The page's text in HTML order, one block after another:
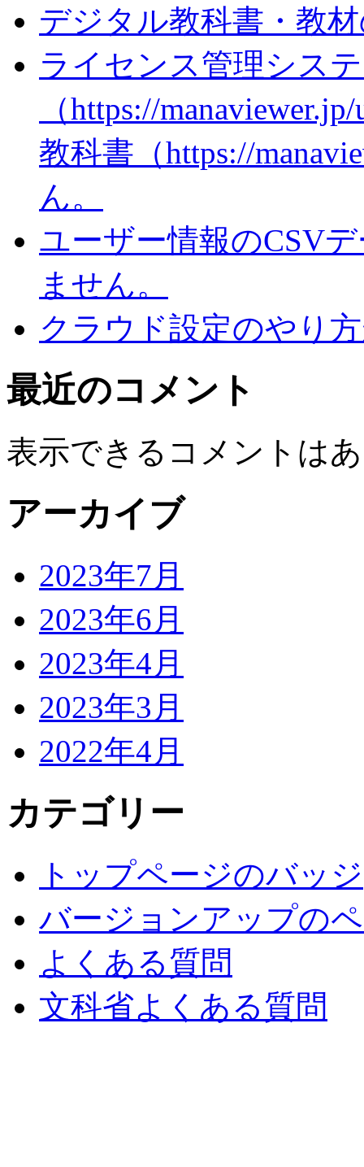
デジタル教科書・教
ライセンス管理シス
（https://
教科書（https://
ん。
ユーザー情報のCSV
ません。
クラウド設定のやり
最近のコメント
表示できるコメントは
アーカイブ
2023年7月
2023年6月
2023年4月
2023年3月
2022年4月
カテゴリー
トップページのバッジ
バージョンアップの
よくある質問
文科省よくある質問